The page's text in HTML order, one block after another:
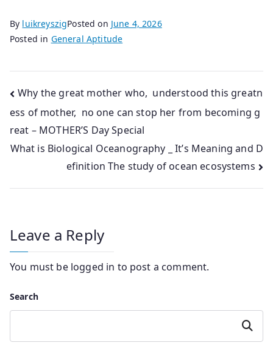
By luikreyszigPosted on June 4, 2026
Posted in General Aptitude
Post
navigation
Why the great mother who, understood this greatn
ess of mother, no one can stop her from becoming g
reat – MOTHER’S Day Special
What is Biological Oceanography _ It’s Meaning and D
efinition The study of ocean ecosystems
Leave a Reply
You must be logged in to post a comment.
Search
Search